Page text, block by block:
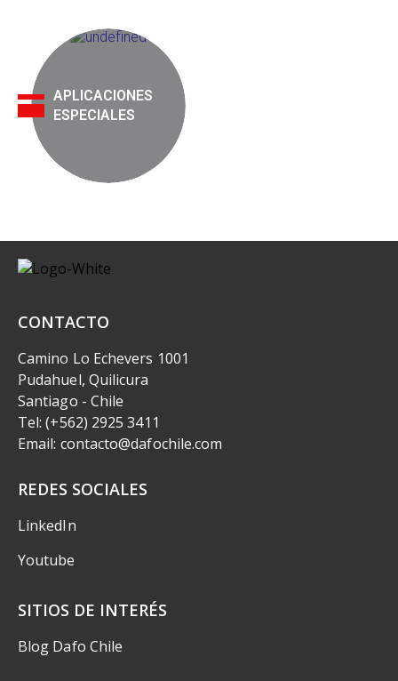
APLICACIONES
ESPECIALES
CONTACTO
Camino Lo Echevers 1001
Pudahuel, Quilicura
Santiago - Chile
Tel: (+562) 2925 3411
Email: contacto@dafochile.com
REDES SOCIALES
LinkedIn
Youtube
SITIOS DE INTERÉS
Blog Dafo Chile